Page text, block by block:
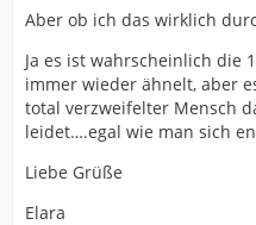
Aber ob ich das wirklich
Ja es ist wahrscheinlich die
immer wieder ähnelt, aber
total verzweifelter Mensch
leidet….egal wie man sich
Liebe Grüße
Elara